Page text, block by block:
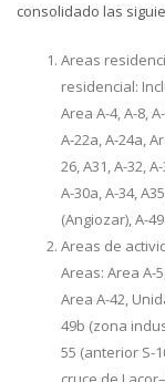
consolidado las
Areas
residencial:
Area A-4, A-8,
A-22a, A-24a,
26, A31, A-32,
A-30a, A-34,
(Angiozar), A-
Areas de
Areas: Area A-
Area A-42,
49b (zona
55 (anterior S-